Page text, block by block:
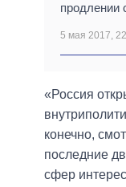
продлении
5 мая 2017,
«Россия
конечно,
последние
сфер